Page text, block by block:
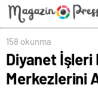
158 okunma
Diyanet İşleri
Merkezlerini